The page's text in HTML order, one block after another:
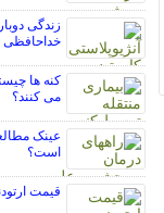
زندگی
خداحافظی
کنه ها
می کنند؟
عینک
است؟
قیمت